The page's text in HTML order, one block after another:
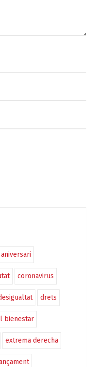
aniversari
coronavirus
drets
bienestar
extrema derecha